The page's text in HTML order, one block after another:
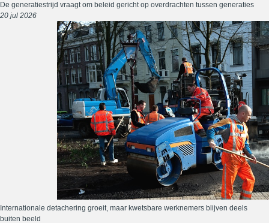
De generatiestrijd vraagt om beleid gericht op overdrachten tussen generaties
20 jul 2026
Internationale detachering groeit, maar kwetsbare werknemers blijven deels
buiten beeld